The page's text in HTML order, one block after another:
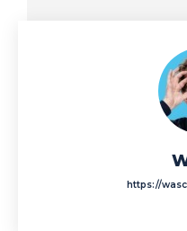
https://